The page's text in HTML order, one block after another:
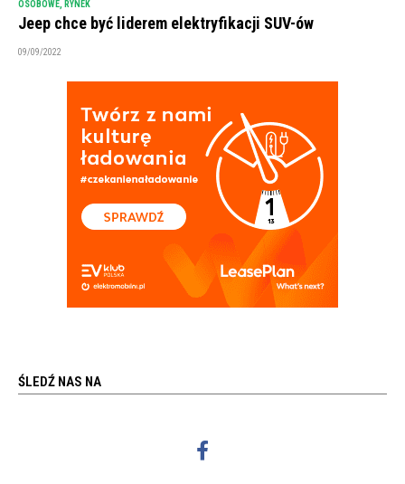
OSOBOWE, RYNEK
Jeep chce być liderem elektryfikacji SUV-ów
09/09/2022
ŚLEDŹ NAS NA